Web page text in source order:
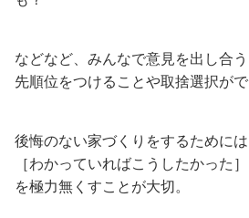
などなど、みんなで意見を出し合
先順位をつけることや取捨選択がで
後悔のない家づくりをするためには
［わかっていればこうしたかった］
を極力無くすことが大切。